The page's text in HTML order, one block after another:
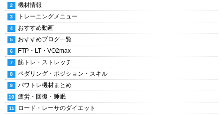
機材情報
トレーニングメニュー
おすすめ動画
おすすめブログ一覧
FTP・LT・VO2max
筋トレ・ストレッチ
ペダリング・ポジション・スキル
パワトレ機材まとめ
疲労・回復・睡眠
ロード・レーサのダイエット